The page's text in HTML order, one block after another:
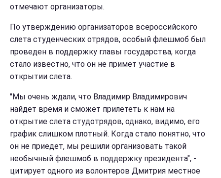
отмечают организаторы.
По утверждению организаторов всероссийского
слета студенческих отрядов, особый флешмоб был
проведен в поддержку главы государства, когда
стало известно, что он не примет участие в
открытии слета.
"Мы очень ждали, что Владимир Владимирович
найдет время и сможет прилететь к нам на
открытие слета студотрядов, однако, видимо, его
график слишком плотный. Когда стало понятно, что
он не приедет, мы решили организовать такой
необычный флешмоб в поддержку президента", -
цитирует одного из волонтеров Дмитрия местное